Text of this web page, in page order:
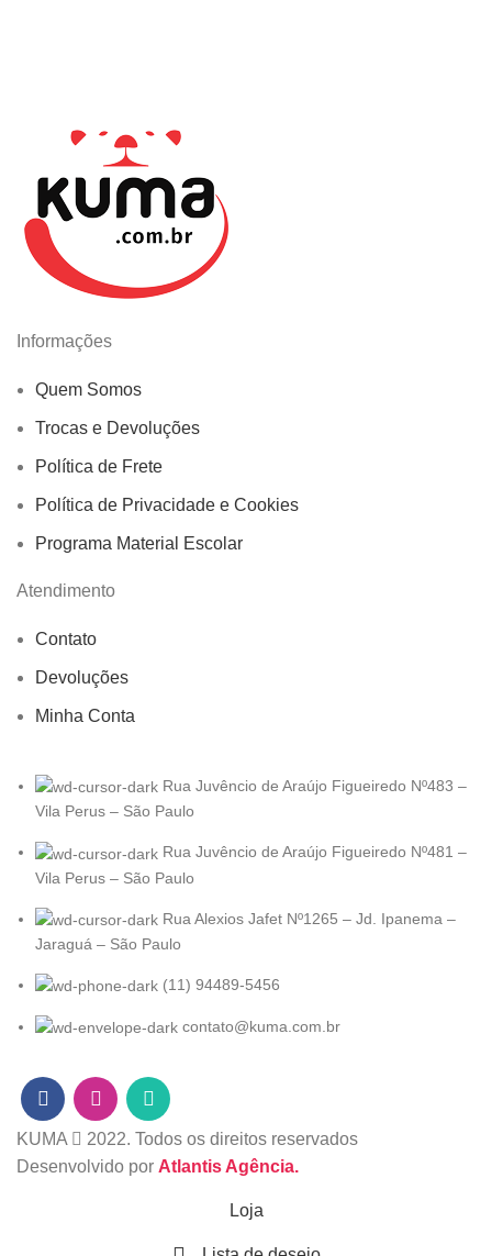
Informações
Quem Somos
Trocas e Devoluções
Política de Frete
Política de Privacidade e Cookies
Programa Material Escolar
Atendimento
Contato
Devoluções
Minha Conta
Rua Juvêncio de Araújo Figueiredo Nº483 –
Vila Perus – São Paulo
Rua Juvêncio de Araújo Figueiredo Nº481 –
Vila Perus – São Paulo
Rua Alexios Jafet Nº1265 – Jd. Ipanema –
Jaraguá – São Paulo
(11) 94489-5456
contato@kuma.com.br
KUMA
2022. Todos os direitos reservados
Desenvolvido por Atlantis Agência.
Loja